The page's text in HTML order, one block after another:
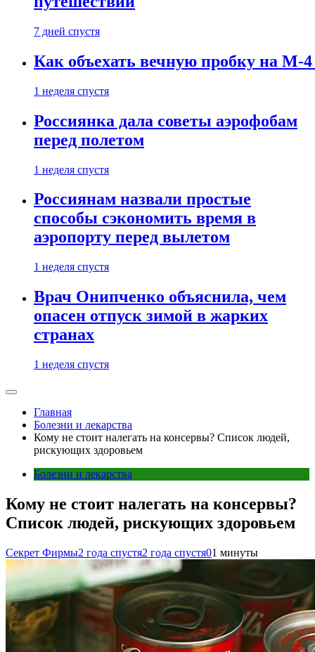
7 дней спустя
Как объехать вечную пробку на М-
1 неделя спустя
Россиянка дала советы аэрофобам
перед полетом
1 неделя спустя
Россиянам назвали простые
способы сэкономить время в
аэропорту перед вылетом
1 неделя спустя
Врач Онипченко объяснила, чем
опасен отпуск зимой в жарких
странах
1 неделя спустя
Главная
Болезни и лекарства
Кому не стоит налегать на консервы? Список людей,
рискующих здоровьем
Болезни и лекарства
Кому не стоит налегать на консервы?
Список людей, рискующих здоровьем
Секрет Фирмы2 года спустя2 года спустя01 минуты